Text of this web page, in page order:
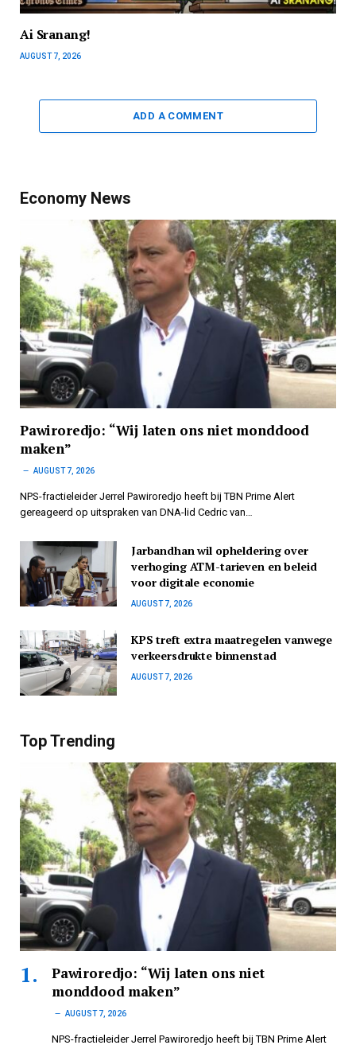
Ai Sranang!
AUGUST 7, 2026
ADD A COMMENT
Economy News
Pawiroredjo: “Wij laten ons niet monddood
maken”
AUGUST 7, 2026
NPS-fractieleider Jerrel Pawiroredjo heeft bij TBN Prime Alert
gereageerd op uitspraken van DNA-lid Cedric van…
Jarbandhan wil opheldering over
verhoging ATM-tarieven en beleid
voor digitale economie
AUGUST 7, 2026
KPS treft extra maatregelen vanwege
verkeersdrukte binnenstad
AUGUST 7, 2026
Top Trending
Pawiroredjo: “Wij laten ons niet
monddood maken”
AUGUST 7, 2026
NPS-fractieleider Jerrel Pawiroredjo heeft bij TBN Prime Alert